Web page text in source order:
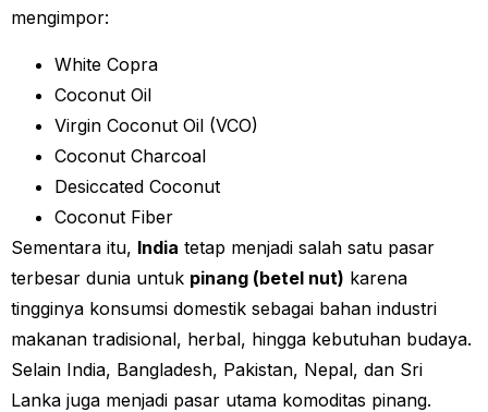
mengimpor:
White Copra
Coconut Oil
Virgin Coconut Oil (VCO)
Coconut Charcoal
Desiccated Coconut
Coconut Fiber
Sementara itu, India tetap menjadi salah satu pasar
terbesar dunia untuk pinang (betel nut) karena
tingginya konsumsi domestik sebagai bahan industri
makanan tradisional, herbal, hingga kebutuhan budaya.
Selain India, Bangladesh, Pakistan, Nepal, dan Sri
Lanka juga menjadi pasar utama komoditas pinang.